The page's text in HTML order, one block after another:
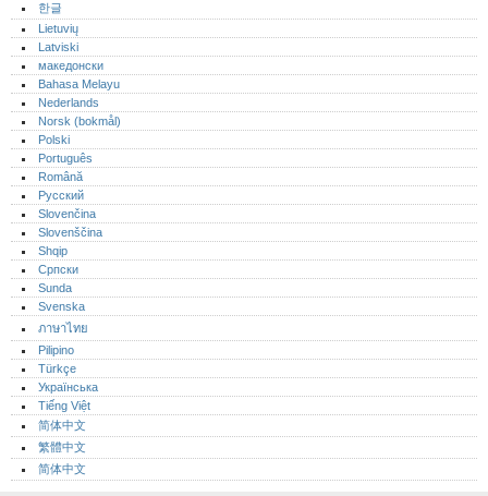
한글
Lietuvių
Latviski
македонски
Bahasa Melayu
Nederlands
Norsk (bokmål)‎
Polski
Português‎
Română
Русский
Slovenčina
Slovenščina
Shqip
Српски
Sunda
Svenska
ภาษาไทย
Pilipino
Türkçe
Українська
Tiếng Việt
简体中文
繁體中文
简体中文